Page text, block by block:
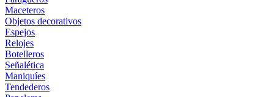
Maceteros
Objetos decorativos
Espejos
Relojes
Botelleros
Señalética
Maniquíes
Tendederos